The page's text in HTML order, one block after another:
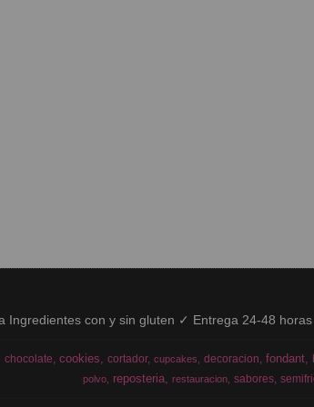
Ingredientes con y sin gluten ✓ Entrega 24-48
chocolate cookies cortador cupcakes decoracion fondant
polvo
reposteria restauracion sabores